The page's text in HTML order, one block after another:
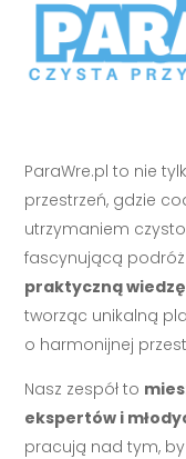
ParaWre.pl to nie
przestrzeń, gdzie
utrzymaniem
fascynującą
praktyczną
tworząc unikalną
o harmonijnej
Nasz zespół to
ekspertów i
pracują nad tym,